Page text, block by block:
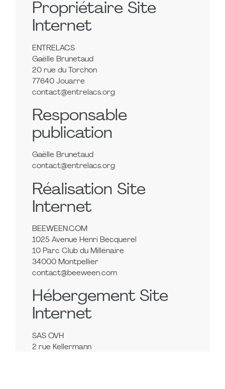
Propriétaire Site
Internet
ENTRELACS
Gaëlle Brunetaud
20 rue du Torchon
77640 Jouarre
contact@entrelacs.org
Responsable
publication
Gaëlle Brunetaud
contact@entrelacs.org
Réalisation Site
Internet
BEEWEEN.COM
1025 Avenue Henri Becquerel
10 Parc Club du Millénaire
34000 Montpellier
contact@beeween.com
Hébergement Site
Internet
SAS OVH
2 rue Kellermann